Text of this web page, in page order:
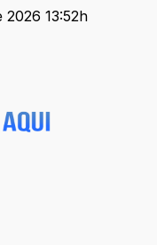
13:52h